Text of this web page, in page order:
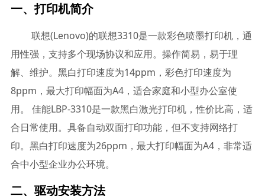
一、打印机简介
联想(Lenovo)的联想3310是一款彩色喷墨打印机，通
用性强，支持多个现场协议和应用。操作简易，易于理
解、维护。黑白打印速度为14ppm，彩色打印速度为
8ppm，最大打印幅面为A4，适合家庭和小型办公室使
用。 佳能LBP-3310是一款黑白激光打印机，性价比高，适
合日常使用。具备自动双面打印功能，但不支持网络打
印。黑白打印速度为26ppm，最大打印幅面为A4，非常适
合中小型企业办公环境。
二、驱动安装方法